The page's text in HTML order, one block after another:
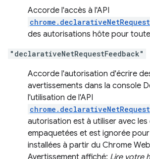
Accorde l'accès à l'API
chrome.declarativeNetRequest
des autorisations hôte pour
"declarativeNetRequestFeedback"
Accorde l'autorisation d'écrire
avertissements dans la console
l'utilisation de l'API
chrome.declarativeNetRequest
autorisation est à utiliser avec
empaquetées et est ignorée
installées à partir du Chrome
Avertissement affiché: Lire votre